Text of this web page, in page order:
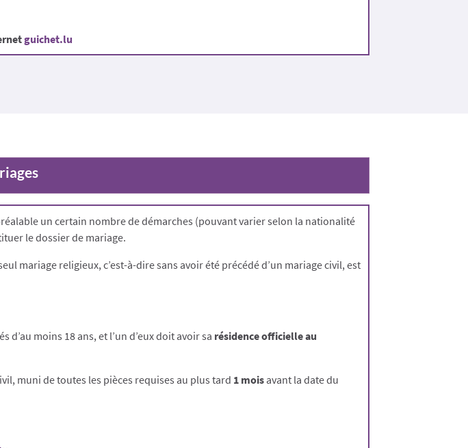
guichet.lu
un certain nombre de démarches (pouvant varier selon la nationalité
le dossier de mariage.
mariage religieux, c’est-à-dire sans avoir été précédé d’un mariage civil, est
moins 18 ans, et l’un d’eux doit avoir sa résidence officielle au
muni de toutes les pièces requises au plus tard 1 mois avant la date du